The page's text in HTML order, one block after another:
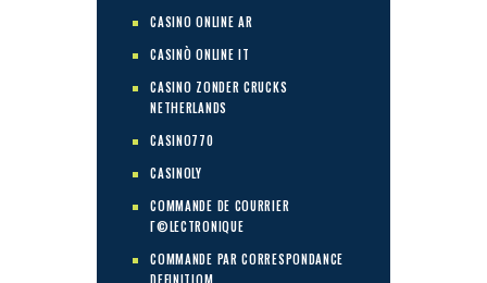
CASINO ONLINE AR
CASINÒ ONLINE IT
CASINO ZONDER CRUCKS
NETHERLANDS
CASINO770
CASINOLY
COMMANDE DE COURRIER
Г©LECTRONIQUE
COMMANDE PAR CORRESPONDANCE